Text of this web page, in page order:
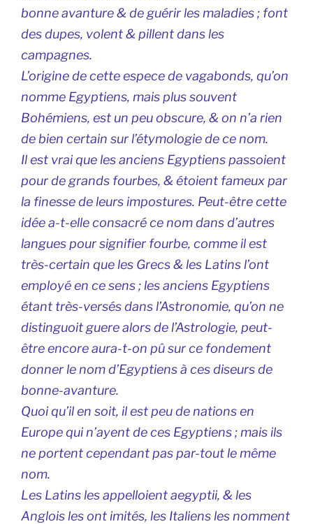
bonne avanture & de guérir les maladies ; font
des dupes, volent & pillent dans les
campagnes.
L’origine de cette espece de vagabonds, qu’on
nomme Egyptiens, mais plus souvent
Bohémiens, est un peu obscure, & on n’a rien
de bien certain sur l’étymologie de ce nom.
Il est vrai que les anciens Egyptiens passoient
pour de grands fourbes, & étoient fameux par
la finesse de leurs impostures. Peut-être cette
idée a-t-elle consacré ce nom dans d’autres
langues pour signifier fourbe, comme il est
très-certain que les Grecs & les Latins l’ont
employé en ce sens ; les anciens Egyptiens
étant très-versés dans l’Astronomie, qu’on ne
distinguoit guere alors de l’Astrologie, peut-
être encore aura-t-on pû sur ce fondement
donner le nom d’Egyptiens à ces diseurs de
bonne-avanture.
Quoi qu’il en soit, il est peu de nations en
Europe qui n’ayent de ces Egyptiens ; mais ils
ne portent cependant pas par-tout le même
nom.
Les Latins les appelloient aegyptii, & les
Anglois les ont imités, les Italiens les nomment